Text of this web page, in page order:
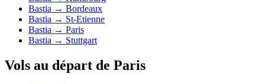
Bastia → Bordeaux
Bastia → St-Etienne
Bastia → Paris
Bastia → Stuttgart
Vols au départ de Paris